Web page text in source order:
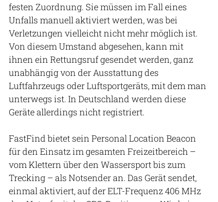
festen Zuordnung. Sie müssen im Fall eines
Unfalls manuell aktiviert werden, was bei
Verletzungen vielleicht nicht mehr möglich ist.
Von diesem Umstand abgesehen, kann mit
ihnen ein Rettungsruf gesendet werden, ganz
unabhängig von der Ausstattung des
Luftfahrzeugs oder Luftsportgeräts, mit dem man
unterwegs ist. In Deutschland werden diese
Geräte allerdings nicht registriert.
FastFind bietet sein Personal Location Beacon
für den Einsatz im gesamten Freizeitbereich –
vom Klettern über den Wassersport bis zum
Trecking – als Notsender an. Das Gerät sendet,
einmal aktiviert, auf der ELT-Frequenz 406 MHz